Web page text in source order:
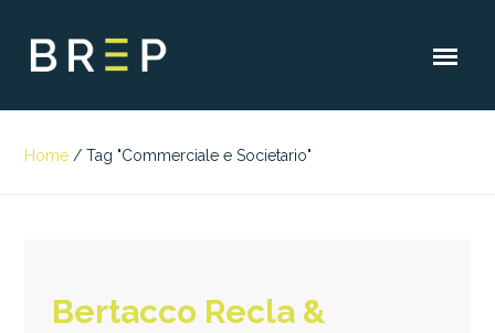
Home / Tag "Commerciale e Societario"
Bertacco Recla &